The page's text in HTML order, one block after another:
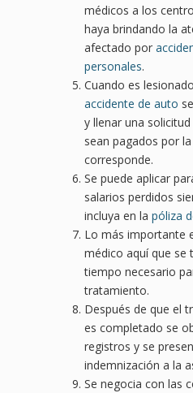
médicos a los
haya brindando la
afectado por
personales.
Cuando es
accidente de auto
y llenar una
sean pagados por
corresponde.
Se puede aplicar
salarios perdidos
incluya en la póliza
Lo más importante
médico aquí que se
tiempo necesario
tratamiento.
Después de que el
es completado se
registros y se
indemnización a la
Se negocia con las